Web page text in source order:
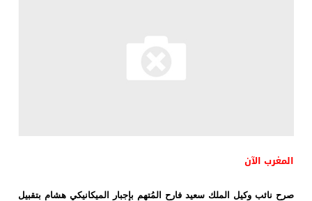
المغرب الآن
صرح نائب وكيل الملك سعيد فارح المُتهم بإجبار الميكانيكي هشام بتقبيل